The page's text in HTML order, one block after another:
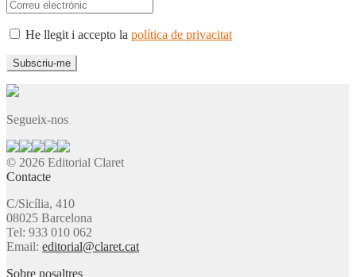
He llegit i accepto la política de privacitat
Segueix-nos
© 2026 Editorial Claret
Contacte
C/Sicília, 410
08025 Barcelona
Tel: 933 010 062
Email: editorial@claret.cat
Sobre nosaltres